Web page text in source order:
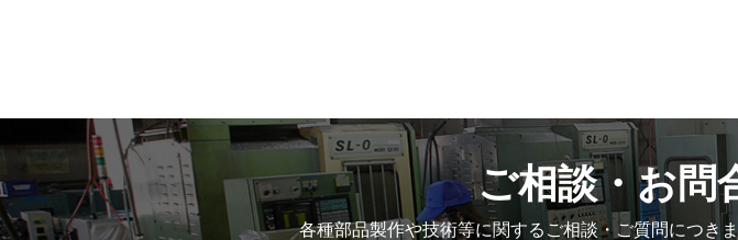
ご相談・お問
各種部品製作や技術等に関するご相談・ご質問につき